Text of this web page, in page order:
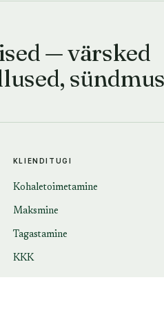
— värsked
KLIENDITUGI
Kohaletoimetamine
Maksmine
Tagastamine
KKK